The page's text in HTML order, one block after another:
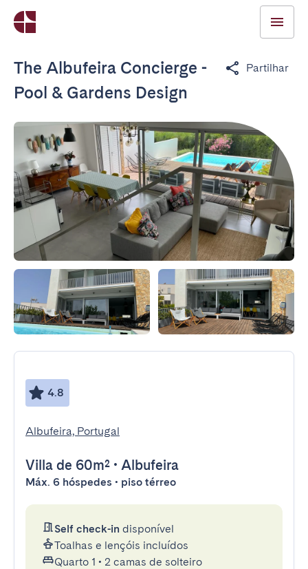
The Albufeira Concierge -
Pool & Gardens Design
Partilhar
4.8
Albufeira, Portugal
Villa de 60m² • Albufeira
Máx. 6 hóspedes • piso térreo
Self check-in disponível
Toalhas e lençóis incluídos
Quarto 1 • 2 camas de solteiro